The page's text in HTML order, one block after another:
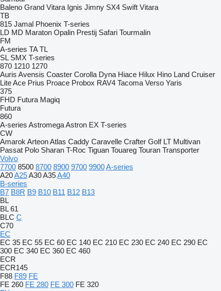
Baleno Grand Vitara Ignis Jimny SX4 Swift Vitara
TB
815 Jamal Phoenix T-series
LD MD Maraton Opalin Prestij Safari Tourmalin
FM
A-series TA TL
SL SMX T-series
870 1210 1270
Auris Avensis Coaster Corolla Dyna Hiace Hilux Hino Land Cruiser
Lite Ace Prius Proace Probox RAV4 Tacoma Verso Yaris
375
FHD Futura Magiq
Futura
860
A-series AstromegaAstron EX T-series
CW
Amarok ArteonAtlas Caddy Caravelle Crafter Golf LT Multivan
Passat Polo Sharan T-Roc Tiguan Touareg Touran Transporter
Volvo
7700 8500 8700 8900 9700 9900A-series
A20A25A30A35A40
B-series
B7 B8R B9 B10 B11 B12 B13
BL
BL 61
BLC C
C70
EC
EC 35 EC 55 EC 60 EC 140 EC 210 EC 230 EC 240 EC 290 EC
300 EC 340 EC 360 EC 460
ECR
ECR145
F88 F89 FE
FE 260 FE 280 FE 300 FE 320